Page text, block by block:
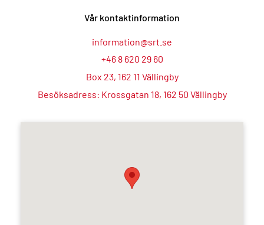
Vår kontaktinformation
information@srt.se
+46 8 620 29 60
Box 23, 162 11 Vällingby
Besöksadress: Krossgatan 18, 162 50 Vällingby